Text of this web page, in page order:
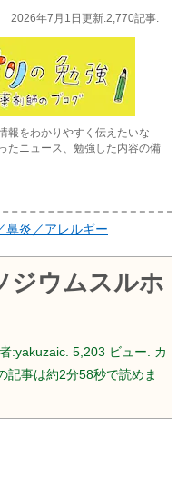
2026年7月1日更新.2,770記事.
報をわかりやすく伝えたいな
たニュース、勉強した内容の備
鼻炎／アレルギー
ジウムスルホ
:yakuzaic. 5,203 ビュー. カ
記事は約2分58秒で読めま